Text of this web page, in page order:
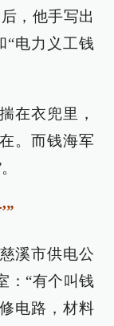
，他手写出
“电力义工钱
在衣兜里，
。而钱海军
溪市供电公
：“有个叫钱
电路，材料